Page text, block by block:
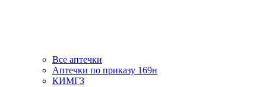
Все аптечки
Аптечки по приказу 169н
КИМГЗ